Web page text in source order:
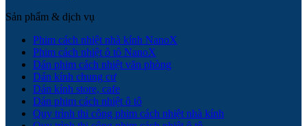
Sản phẩm & dịch vụ
Phim cách nhiệt nhà kính NanoX
Phim cách nhiệt ô tô NanoX
Dán phim cách nhiệt văn phòng
Dán kính chung cư
Dán kính store, cafe
Dán phim cách nhiệt ô tô
Quy trình thi công phim cách nhiệt nhà kính